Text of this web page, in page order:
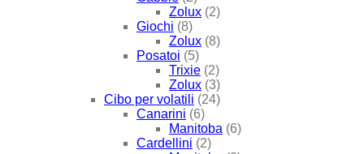
Zolux (2)
Giochi (8)
Zolux (8)
Posatoi (5)
Trixie (2)
Zolux (3)
Cibo per volatili (24)
Canarini (6)
Manitoba (6)
Cardellini (2)